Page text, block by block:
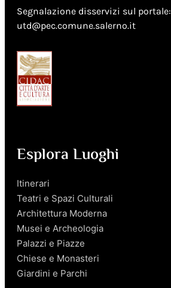
Segnalazione disservizi sul portale:
utd@pec.comune.salerno.it
Esplora Luoghi
Itinerari
Teatri e Spazi Culturali
Architettura Moderna
Musei e Archeologia
Palazzi e Piazze
Chiese e Monasteri
Giardini e Parchi